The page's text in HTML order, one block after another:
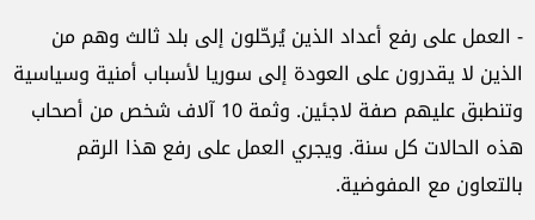
- العمل على رفع أعداد الذين يُرحّلون إلى بلد ثالث وهم من
الذين لا يقدرون على العودة إلى سوريا لأسباب أمنية وسياسية
وتنطبق عليهم صفة لاجئين. وثمة 10 آلاف شخص من أصحاب
هذه الحالات كل سنة. ويجري العمل على رفع هذا الرقم
بالتعاون مع المفوضية.